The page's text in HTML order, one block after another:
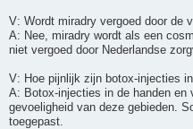
V: Wordt miradry vergoed door de
A: Nee, miradry wordt als een
niet vergoed door Nederlandse
V: Hoe pijnlijk zijn botox-injecties
A: Botox-injecties in de handen en
gevoeligheid van deze gebieden.
toegepast.